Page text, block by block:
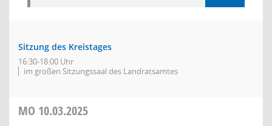
Sitzung des Kreistages
16:30-18:00 Uhr
im großen Sitzungssaal des Landratsamtes
MO 10.03.2025